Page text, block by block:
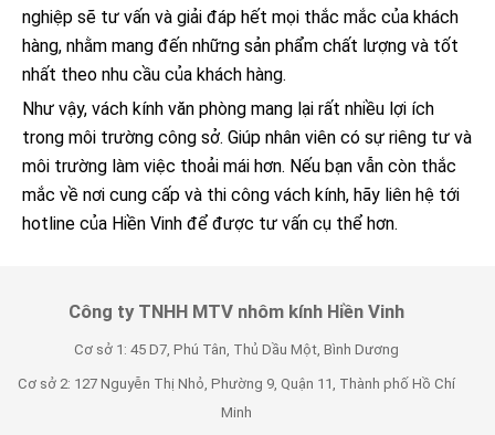
nghiệp sẽ tư vấn và giải đáp hết mọi thắc mắc của khách
hàng, nhằm mang đến những sản phẩm chất lượng và tốt
nhất theo nhu cầu của khách hàng.
Như vậy, vách kính văn phòng mang lại rất nhiều lợi ích
trong môi trường công sở. Giúp nhân viên có sự riêng tư và
môi trường làm việc thoải mái hơn. Nếu bạn vẫn còn thắc
mắc về nơi cung cấp và thi công vách kính, hãy liên hệ tới
hotline của Hiền Vinh để được tư vấn cụ thể hơn.
Công ty TNHH MTV nhôm kính Hiền Vinh
Cơ sở 1: 45 D7, Phú Tân, Thủ Dầu Một, Bình Dương
Cơ sở 2: 127 Nguyễn Thị Nhỏ, Phường 9, Quận 11, Thành phố Hồ Chí
Minh